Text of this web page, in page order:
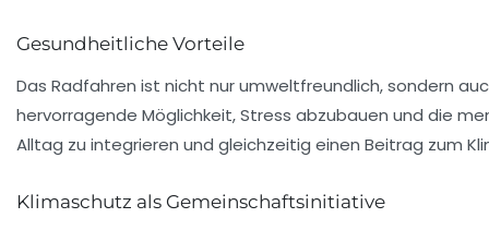
Gesundheitliche Vorteile
Das Radfahren ist nicht nur umweltfreundlich, sondern
hervorragende Möglichkeit, Stress abzubauen und die
Alltag zu integrieren und gleichzeitig einen Beitrag zum
Klimaschutz als Gemeinschaftsinitiative